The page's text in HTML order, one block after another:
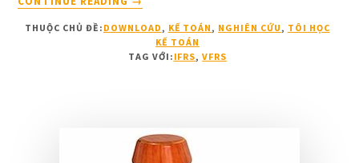
345/QĐ-
ÁN
ÁP
THUỘC CHỦ ĐỀ: DOWNLOAD , KẾ TOÁN , NGHIÊN CỨU , TÔI HỌC
KẾ TOÁN
TAG VỚI: IFRS,VFRS